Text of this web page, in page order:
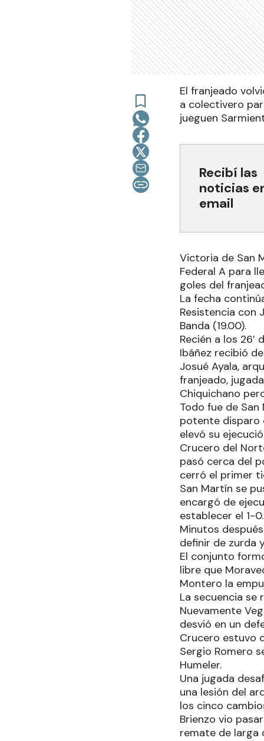
El franjeado
a colectivero
jueguen
Recibí las
noticias
email
Victoria de San
Federal A para
goles del
La fecha
Resistencia con
Banda (19.00).
Recién a los
Ibáñez recibió
Josué Ayala,
franjeado,
Chiquichano
Todo fue de
potente disparo
elevó su
Crucero del
pasó cerca del
cerró el primer
San Martín se
encargó de
establecer el 1-0.
Minutos
definir de zurda
El conjunto
libre que
Montero la
La secuencia
Nuevamente
desvió en un
Crucero estuvo
Sergio Romero
Humeler.
Una jugada
una lesión del
los cinco
Brienzo vio
remate de larga